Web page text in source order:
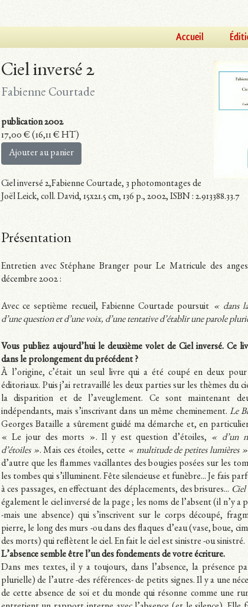
Accueil
Ciel inversé 2
Fabienne Courtade
publication 2002
17,00 €(16,11€ HT)
Ajouter au panier
Ciel inversé 2,Fabienne Courtade, 3 photomontages de
Joël Leick, coll. David, 15x21.5 cm, 136 p., 2002, ISBN : 2.913388.33.7
Présentation
Entretien avec Stéphane Branger pour Le Matricule des
décembre 2002 :
Avec ce septième recueil, Fabienne Courtade poursuit « dans
d’une question et d’une voix, d’une tentative d’établir une parole
Vous publiez aujourd’hui le deuxième volet de Ciel inversé. Ce
dans le prolongement du précédent ?
À l’origine, c’était un seul livre qui a été coupé en deux pour
éditoriaux. Puis j’ai retravaillé les deux parties sur les thèmes du
la disparition et de l’aveuglement. Ce sont maintenant
indépendants, mais s’inscrivant dans un même cheminement. Le
Georges Bataille a sûrement guidé ma démarche et, en
« Le jour des morts ». Il y est question d’étoiles, « d’un
d’étoiles ». Mais ces étoiles, cette « multitude de petites lumières »
d’autre que les flammes vacillantes des bougies posées sur les
les tombes qui s’illuminent. Fête silencieuse et funèbre... Je fais
à ces passages, en effectuant des déplacements, des brisures... Ciel
également le ciel inversé de la page ; les noms de l’absent (il n’y a
-mais une absence) qui s’inscrivent sur le corps découpé,
pierre, le long des murs -ou dans des flaques d’eau (vase, boue,
des morts) qui reflètent le ciel. En fait le ciel est sinistre -ou sinistré.
L’absence semble être l’un des fondements de votre écriture.
Dans mes textes, il y a toujours, dans l’absence, la présence
plurielle) de l’autre -des références- de petits signes. Il y a une
de cette absence de soi et du monde qui résonne comme une